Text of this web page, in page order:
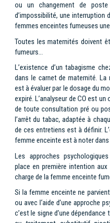
ou un changement de
d’impossibilité, une interruption
femmes enceintes fumeuses
Toutes les maternités doivent
fumeurs…
L’existence d’un tabagisme
dans le carnet de maternité. La
est à évaluer par le dosage du
expiré. L’analyseur de CO est
de toute consultation pré ou
l’arrêt du tabac, adaptée à
de ces entretiens est à définir.
femme enceinte est à noter
Les approches
place en première intention
charge de la femme enceinte
Si la femme enceinte ne
ou avec l‘aide d’une approche
c’est le signe d’une